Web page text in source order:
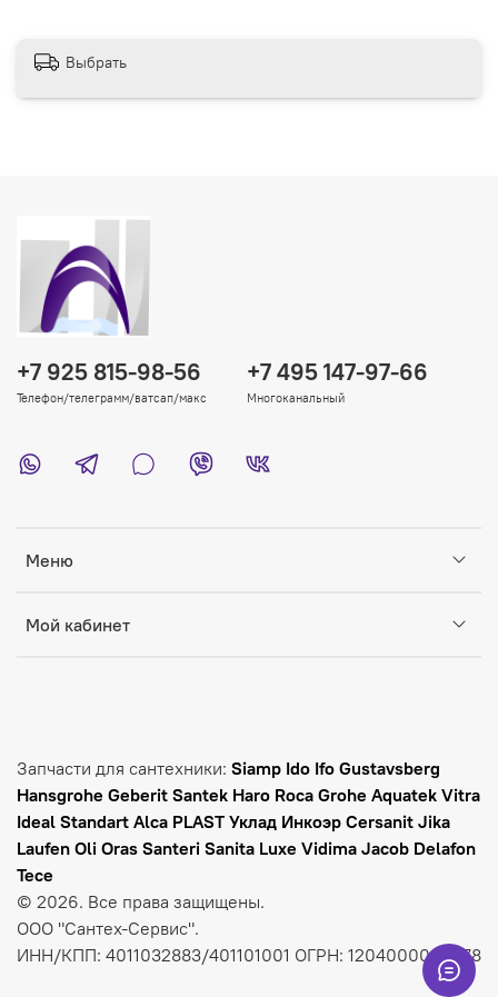
Выбрать
Меню
Мой кабинет
+7 925 815-98-56
Телефон/телеграмм/ватсап/макс
+7 495 147-97-66
Многоканальный
Запчасти для сантехники: Siamp Ido Ifo Gustavsberg
Hansgrohe Geberit Santek Haro Roca Grohe Aquatek Vitra
Ideal Standart Alca PLAST Уклад Инкоэр Cersanit Jika
Laufen Oli Oras Santeri Sanita Luxe Vidima Jacob Delafon
Tece
© 2026. Все права защищены.
ООО "Сантех-Сервис".
ИНН/КПП: 4011032883/401101001 ОГРН: 1204000009278